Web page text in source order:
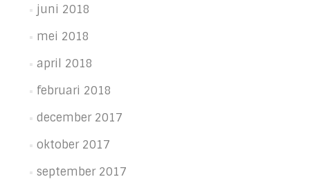
juni 2018
mei 2018
april 2018
februari 2018
december 2017
oktober 2017
september 2017